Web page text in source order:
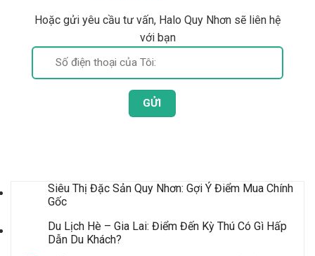
Hoặc gửi yêu cầu tư vấn, Halo Quy Nhơn sẽ liên hệ
với bạn
Siêu Thị Đặc Sản Quy Nhơn: Gợi Ý Điểm Mua Chính
Gốc
Du Lịch Hè – Gia Lai: Điểm Đến Kỳ Thú Có Gì Hấp
Dẫn Du Khách?